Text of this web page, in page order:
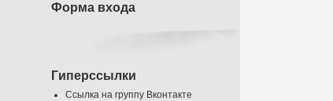
Форма входа
Гиперссылки
Ссылка на группу Вконтакте